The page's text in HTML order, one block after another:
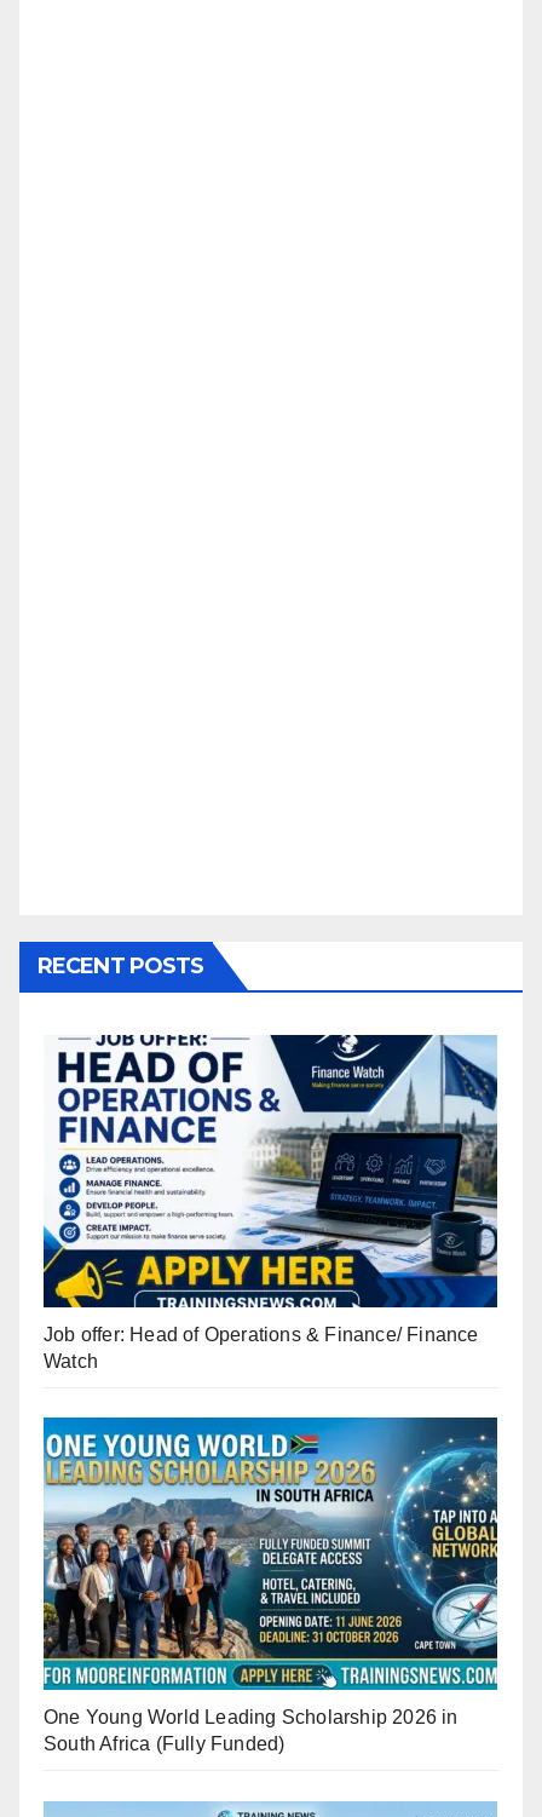
RECENT POSTS
Job offer: Head of Operations & Finance/ Finance
Watch
One Young World Leading Scholarship 2026 in
South Africa (Fully Funded)